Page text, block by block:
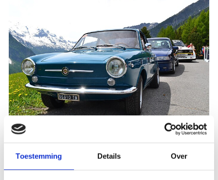
Toestemming Details Over
Registration required